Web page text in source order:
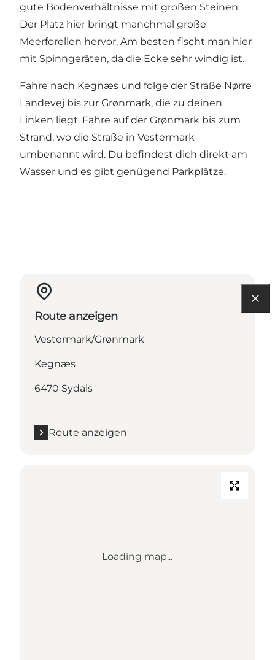
gute Bodenverhältnisse mit großen Steinen.
Der Platz hier bringt manchmal große
Meerforellen hervor. Am besten fischt man hier
mit Spinngeräten, da die Ecke sehr windig ist.
Fahre nach Kegnæs und folge der Straße Nørre
Landevej bis zur Grønmark, die zu deinen
Linken liegt. Fahre auf der Grønmark bis zum
Strand, wo die Straße in Vestermark
umbenannt wird. Du befindest dich direkt am
Wasser und es gibt genügend Parkplätze.
Route anzeigen
Vestermark/Grønmark
Kegnæs
6470 Sydals
Route anzeigen
Loading map...